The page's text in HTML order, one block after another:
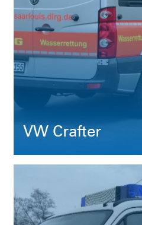
VW Crafter